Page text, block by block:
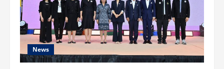
News